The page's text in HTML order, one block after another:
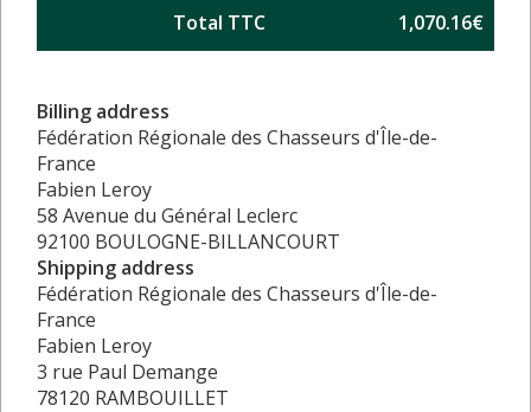
Total TTC
1,070.16€
Billing address
Fédération Régionale des Chasseurs d'Île-de-
France
Fabien Leroy
58 Avenue du Général Leclerc
92100 BOULOGNE-BILLANCOURT
Shipping address
Fédération Régionale des Chasseurs d'Île-de-
France
Fabien Leroy
3 rue Paul Demange
78120 RAMBOUILLET